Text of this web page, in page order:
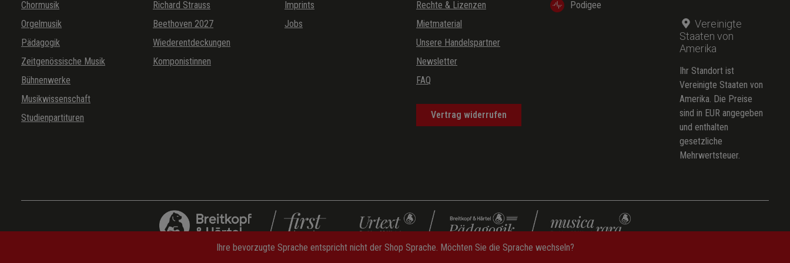
Gavotte II und Bourée II, Suite (Ouvertüre) C-dur BWV 1066
Andante – Allegro assai, Brandenburgisches Konzert Nr. 2 F-dur BWV 1047
Chormusik
Orgelmusik
Pädagogik
Zeitgenössische Musik
Bühnenwerke
Musikwissenschaft
Studienpartituren
Richard Strauss
Beethoven 2027
Wiederentdeckungen
Komponistinnen
Imprints
Jobs
Rechte & Lizenzen
Mietmaterial
Unsere Handelspartner
Newsletter
FAQ
Vertrag widerrufen
Podigee
Vereinigte
Staaten von
Amerika
Ihr Standort ist
Vereinigte Staaten von
Amerika. Die Preise
sind in EUR angegeben
und enthalten
gesetzliche
Mehrwertsteuer.
Ihre bevorzugte Sprache entspricht nicht der Shop Sprache. Möchten Sie die Sprache wechseln?